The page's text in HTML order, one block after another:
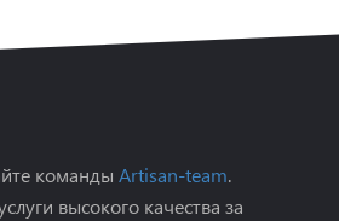
команды Artisan-team.
высокого качества за